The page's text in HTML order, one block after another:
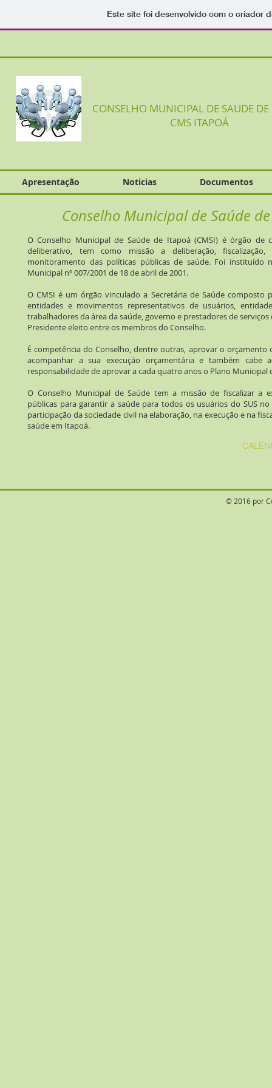
Este site foi desenvolvido com o criador
CONSELHO MUNICIPAL DE SAUDE DE
CMS ITAPOÁ
Apresentação Noticias Documentos
Conselho Municipal de Saúde
O Conselho Municipal de Saúde de Itapoá (CMSI) é órgão de
deliberativo, tem como missão a deliberação, fiscalização,
monitoramento das políticas públicas de saúde. Foi instituído
Municipal nº 007/2001 de 18 de abril de 2001.
O CMSI é um órgão vinculado a Secretária de Saúde composto
entidades e movimentos representativos de usuários,
trabalhadores da área da saúde, governo e prestadores de serviços
Presidente eleito entre os membros do Conselho.
É competência do Conselho, dentre outras, aprovar o orçamento
acompanhar a sua execução orçamentária e também cabe
responsabilidade de aprovar a cada quatro anos o Plano Municipal
O Conselho Municipal de Saúde tem a missão de fiscalizar a
públicas para garantir a saúde para todos os usuários do SUS
participação da sociedade civil na elaboração, na execução e na
saúde em Itapoá.
© 2016 por